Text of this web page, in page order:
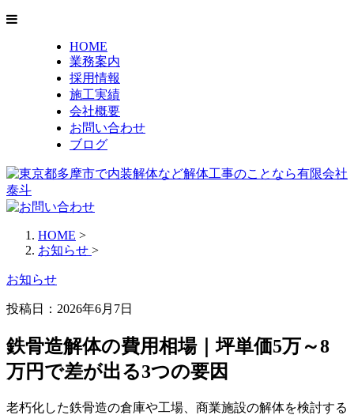
HOME
業務案内
採用情報
施工実績
会社概要
お問い合わせ
ブログ
HOME >
お知らせ >
お知らせ
投稿日：2026年6月7日
鉄骨造解体の費用相場｜坪単価5万～8
万円で差が出る3つの要因
老朽化した鉄骨造の倉庫や工場、商業施設の解体を検討する